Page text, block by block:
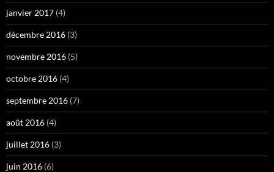
janvier 2017 (4)
décembre 2016 (3)
novembre 2016 (5)
octobre 2016 (4)
septembre 2016 (7)
août 2016 (4)
juillet 2016 (3)
juin 2016 (6)